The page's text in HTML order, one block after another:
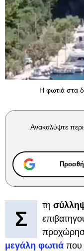
Η φωτιά στα
Ανακαλύψτε
Σ
τη
μεγάλη φωτιά που